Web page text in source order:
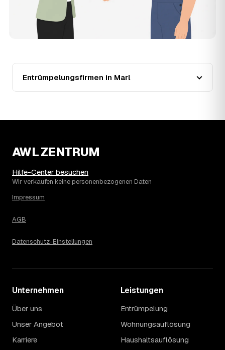
Wohnung in Marl?
Für eine durchschnittliche Wohnung mit rund 65 m² liegen
die Kosten in Marl bei etwa 1.840 €, das entspricht im
Schnitt rund 33,1 € je Quadratmeter. Zugänglichkeit (Etage,
nach oben oder unten — den genauen Festpreis nennt
Ihnen der Entrümpler nach kurzer Beschreibung.
Werden Entrümpelungen in Marl in Zukunft
teurer?
%), mit dem bisherigen Höchststand im Jahr 2021. Eine
Preisniveau als Festpreis — unabhängig davon, wie sich
14 Warum schwankt der Preis zwischen 600 und
2.520 € in Marl?
Die Spanne ergibt sich vor allem aus Menge und
eher am unteren Ende, eine voll möblierte Wohnung mit
Sondermüllanteil verschieben den Endpreis. Den genauen
kostenlosen Einschätzung.
Entrümpelungsfirmen in Marl
AWL ZENTRUM
Hilfe-Center besuchen
Wir verkaufen keine personenbezogenen Daten
Impressum
AGB
Datenschutz-Einstellungen
Unternehmen
Über uns
Unser Angebot
Karriere
Leistungen
Entrümpelung
Wohnungsauflösung
Haushaltsauflösung